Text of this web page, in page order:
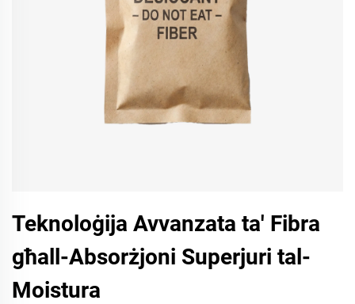
Teknoloġija Avvanzata ta' Fibra
għall-Absorżjoni Superjuri tal-
Moistura